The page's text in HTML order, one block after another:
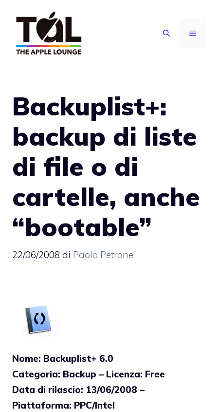
contenuto
MENU
Backuplist+:
backup di liste
di file o di
cartelle, anche
“bootable”
22/06/2008 di Paolo Petrone
Nome: Backuplist+ 6.0
Categoria: Backup – Licenza: Free
Data di rilascio: 13/06/2008 –
Piattaforma: PPC/Intel